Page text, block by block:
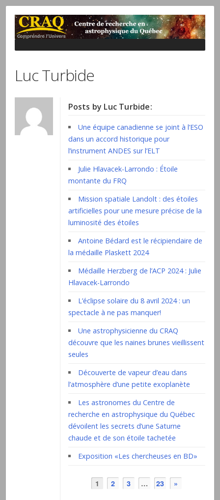
Luc Turbide
Posts by Luc Turbide:
Une équipe canadienne se joint à l’ESO
dans un accord historique pour
l’instrument ANDES sur l’ELT
Julie Hlavacek-Larrondo : Étoile
montante du FRQ
Mission spatiale Landolt : des étoiles
artificielles pour une mesure précise de la
luminosité des étoiles
Antoine Bédard est le récipiendaire de
la médaille Plaskett 2024
Médaille Herzberg de l’ACP 2024 : Julie
Hlavacek-Larrondo
L’éclipse solaire du 8 avril 2024 : un
spectacle à ne pas manquer!
Une astrophysicienne du CRAQ
découvre que les naines brunes vieillissent
seules
Découverte de vapeur d’eau dans
l’atmosphère d’une petite exoplanète
Les astronomes du Centre de
recherche en astrophysique du Québec
dévoilent les secrets d’une Saturne
chaude et de son étoile tachetée
Exposition «Les chercheuses en BD»
1 2 3 … 23 »